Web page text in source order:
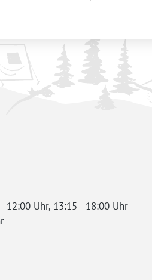
12:00 Uhr, 13:15 - 18:00 Uhr